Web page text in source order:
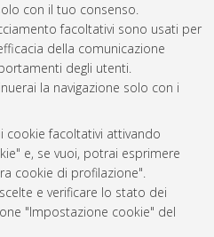
con il tuo consenso.
facoltativi sono usati per
della comunicazione
degli utenti.
la navigazione solo con i
cookie facoltativi attivando
e, se vuoi, potrai esprimere
cookie di profilazione".
e verificare lo stato dei
"Impostazione cookie" del
documento: